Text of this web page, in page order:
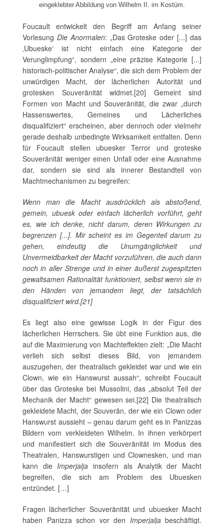
eingeklebter Abbildung von Wilhelm II. im Kostüm.
Foucault entwickelt den Begriff am Anfang seiner
Vorlesung Die Anormalen: „Das Groteske oder [...] das
‚Ubueske‘ ist nicht einfach eine Kategorie der
Verunglimpfung“, sondern „eine präzise Kategorie [...]
historisch-politischer Analyse“, die sich dem Problem der
unwürdigen Macht, der lächerlichen Autorität und
grotesken Souveränität widmet.[20] Gemeint sind
Formen von Macht und Souveränität, die zwar „durch
Hassenswertes, Gemeines und Lächerliches
disqualifiziert“ erscheinen, aber dennoch oder vielmehr
gerade deshalb unbedingte Wirksamkeit entfalten. Denn
für Foucault stellen ubuesker Terror und groteske
Souveränität weniger einen Unfall oder eine Ausnahme
dar, sondern sie sind als innerer Bestandteil von
Machtmechanismen zu begreifen:
Wenn man die Macht ausdrücklich als abstoßend,
gemein, ubuesk oder einfach lächerlich vorführt, geht
es, wie ich denke, nicht darum, deren Wirkungen zu
begrenzen [...]. Mir scheint es im Gegenteil darum zu
gehen, eindeutig die Unumgänglichkeit und
Unvermeidbarkeit der Macht vorzuführen, die auch dann
noch in aller Strenge und in einer äußerst zugespitzten
gewaltsamen Rationalität funktioniert, selbst wenn sie in
den Händen von jemandem liegt, der tatsächlich
disqualifiziert wird.[21]
Es liegt also eine gewisse Logik in der Figur des
lächerlichen Herrschers. Sie übt eine Funktion aus, die
auf die Maximierung von Machteffekten zielt: „Die Macht
verlieh sich selbst dieses Bild, von jemandem
auszugehen, der theatralisch gekleidet war und wie ein
Clown, wie ein Hanswurst aussah“, schreibt Foucault
über das Groteske bei Mussolini, das „absolut Teil der
Mechanik der Macht“ gewesen sei.[22] Die theatralisch
gekleidete Macht, der Souverän, der wie ein Clown oder
Hanswurst aussieht – genau darum geht es in Panizzas
Bildern vom verkleideten Wilhelm. In ihnen verkörpert
und manifestiert sich die Souveränität im Modus des
Theatralen, Hanswurstigen und Clownesken, und man
kann die Imperjalja insofern als Analytik der Macht
begreifen, die sich am Problem des Ubuesken
entzündet. […]
Fragen lächerlicher Souveränität und ubuesker Macht
haben Panizza schon vor den Imperjaljabeschäftigt.